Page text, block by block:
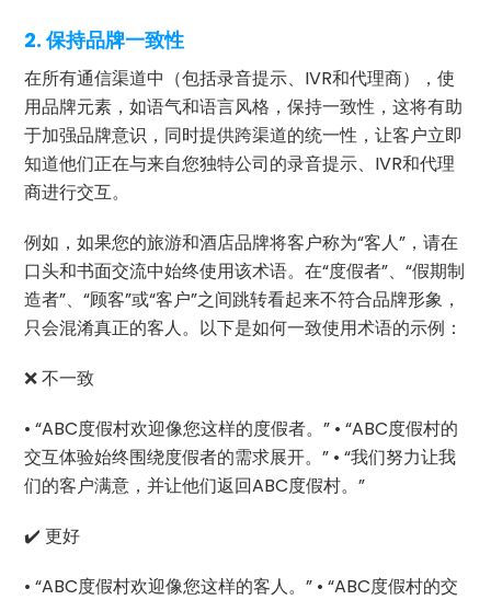
2. 保持品牌一致性
在所有通信渠道中（包括录音提示、IVR和代理商），使
用品牌元素，如语气和语言风格，保持一致性，这将有助
于加强品牌意识，同时提供跨渠道的统一性，让客户立即
知道他们正在与来自您独特公司的录音提示、IVR和代理
商进行交互。
例如，如果您的旅游和酒店品牌将客户称为“客人”，请在
口头和书面交流中始终使用该术语。在“度假者”、“假期制
造者”、“顾客”或“客户”之间跳转看起来不符合品牌形象，
只会混淆真正的客人。以下是如何一致使用术语的示例：
❌ 不一致
• “ABC度假村欢迎像您这样的度假者。” • “ABC度假村的
交互体验始终围绕度假者的需求展开。” • “我们努力让我
们的客户满意，并让他们返回ABC度假村。”
✔️ 更好
• “ABC度假村欢迎像您这样的客人。” • “ABC度假村的交